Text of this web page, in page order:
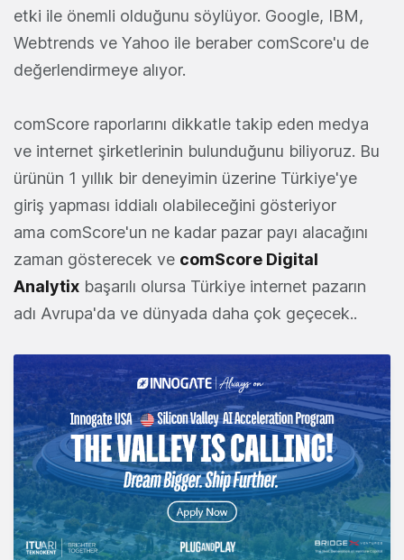
etki ile önemli olduğunu söylüyor. Google, IBM,
Webtrends ve Yahoo ile beraber comScore'u de
değerlendirmeye alıyor.
comScore raporlarını dikkatle takip eden medya
ve internet şirketlerinin bulunduğunu biliyoruz. Bu
ürünün 1 yıllık bir deneyimin üzerine Türkiye'ye
giriş yapması iddialı olabileceğini gösteriyor
ama comScore'un ne kadar pazar payı alacağını
zaman gösterecek ve comScore Digital
Analytix başarılı olursa Türkiye internet pazarın
adı Avrupa'da ve dünyada daha çok geçecek..